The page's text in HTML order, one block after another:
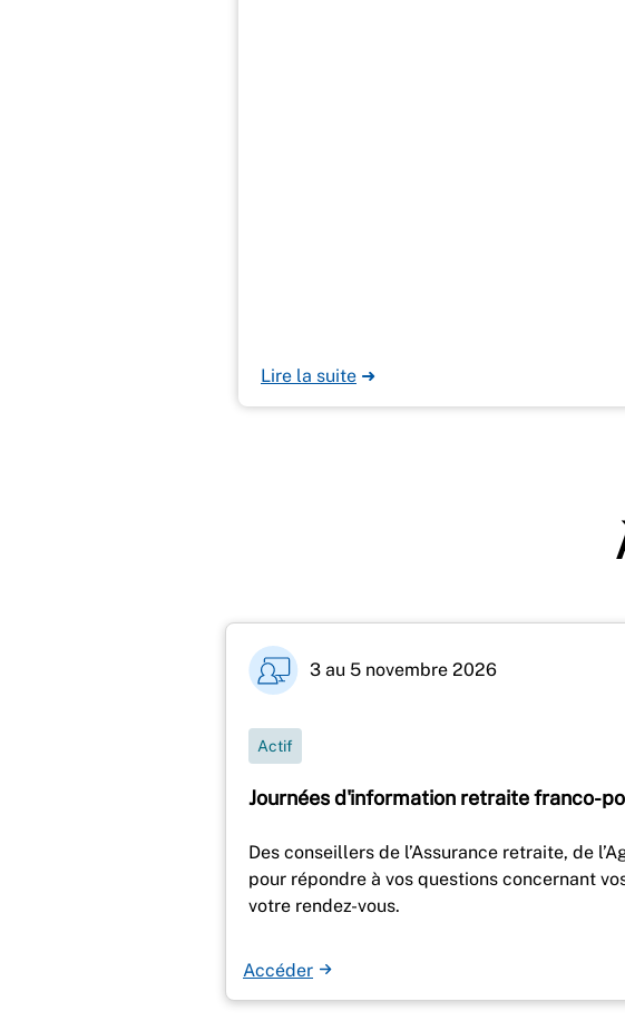
Lire la suite ➜
Journées d'information retraite franco-
3 au 5 novembre 2026
Actif
Des conseillers de l’Assurance retraite, de
pour répondre à vos questions concernant
votre rendez-vous.
Accéder